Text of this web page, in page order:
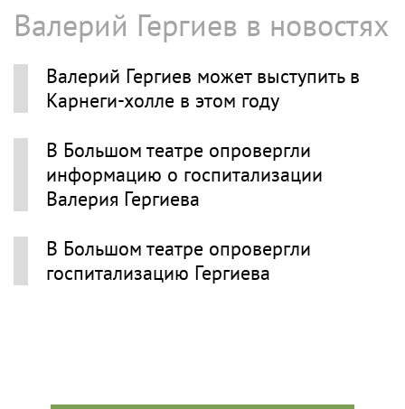
Валерий Гергиев в новостях
Валерий Гергиев может выступить в
Карнеги-холле в этом году
В Большом театре опровергли
информацию о госпитализации
Валерия Гергиева
В Большом театре опровергли
госпитализацию Гергиева